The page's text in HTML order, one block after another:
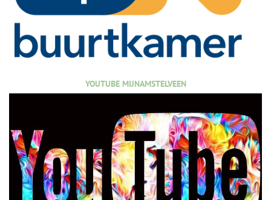
YOUTUBE MIJNAMSTELVEEN